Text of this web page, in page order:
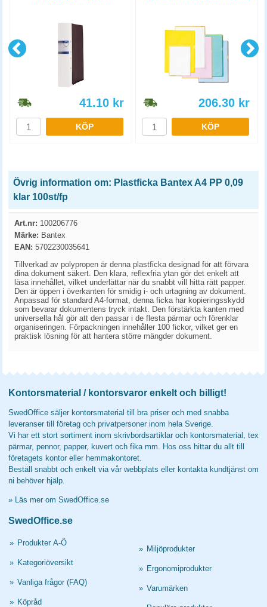
41.10 kr
KÖP
206.30 kr
KÖP
Övrig information om: Plastficka Bantex A4 PP 0,09
klar 100st/fp
Art.nr: 100206776
Märke: Bantex
EAN: 5702230035641
Tillverkad av polypropen är denna plastficka designad för att förvara
dina dokument säkert. Den klara, reflexfria ytan gör det enkelt att
läsa innehållet, vilket underlättar när du snabbt vill hitta rätt papper.
Den är öppen i överkanten för smidig i- och urtagning av dokument.
Anpassad för standard A4-format, denna ficka har kopieringsskydd
som bevarar dokumentens tryck intakt. Den förstärkta kanten med
universella hål gör att den passar i de flesta pärmar och förenklar
organiseringen. Förpackningen innehåller 100 fickor, vilket ger en
praktisk lösning för att hantera större mängder dokument.
Kontorsmaterial / kontorsvaror enkelt och billigt!
SwedOffice säljer kontorsmaterial till bra priser och med snabba
leveranser till företag och privatpersoner inom hela Sverige.
Vi har ett stort sortiment inom skrivbordsartiklar och kontorsmaterial, tex
pärmar, pennor, papper, kuvert och fika mm. Hos oss hittar du allt till
företagets kontor eller hemmakontoret.
Beställ snabbt och enkelt via vår webbplats eller kontakta kundtjänst om
ni behöver hjälp.
» Läs mer om SwedOffice.se
SwedOffice.se
» Produkter A-Ö
» Kategoriöversikt
» Vanliga frågor (FAQ)
» Köpråd
» Miljöprodukter
» Ergonomiprodukter
» Varumärken